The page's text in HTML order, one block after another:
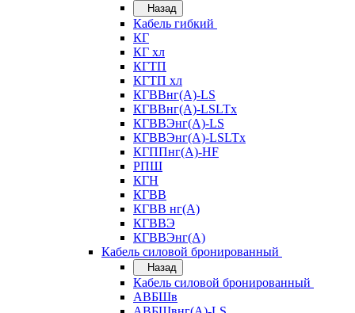
Назад
Кабель гибкий
КГ
КГ хл
КГТП
КГТП хл
КГВВнг(А)-LS
КГВВнг(А)-LSLTx
КГВВЭнг(А)-LS
КГВВЭнг(А)-LSLTx
КГППнг(А)-HF
РПШ
КГН
КГВВ
КГВВ нг(А)
КГВВЭ
КГВВЭнг(А)
Кабель силовой бронированный
Назад
Кабель силовой бронированный
АВБШв